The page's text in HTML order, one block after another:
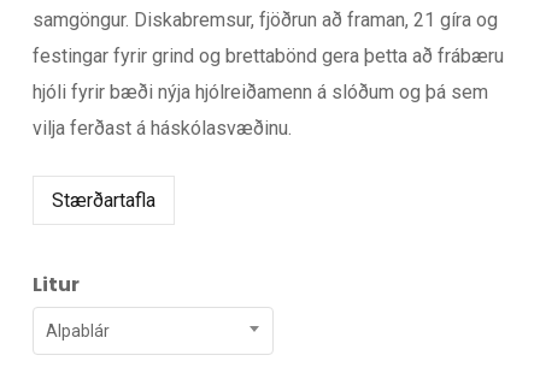
samgöngur. Diskabremsur, fjöðrun að framan, 21 gíra og
festingar fyrir grind og brettabönd gera þetta að frábæru
hjóli fyrir bæði nýja hjólreiðamenn á slóðum og þá sem
vilja ferðast á háskólasvæðinu.
Stærðartafla
Litur
Alpablár